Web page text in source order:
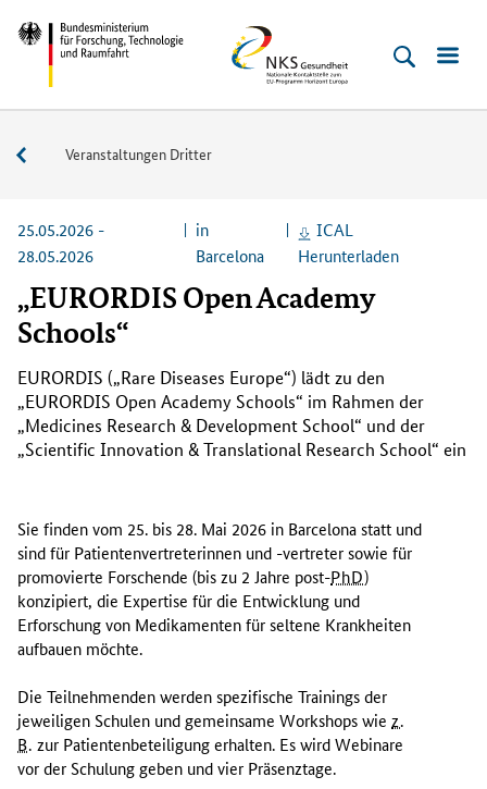
Direkt
zum
Inhalt
(Eingabetaste)
Direkt
zum
Hauptmenu
(Eingabetaste)
Direkt
zur
Suche
(Eingabetaste)
Direkt
zur
Fußleiste
(Enter)
Bundesministerium
und
NKS
Gesundheit
Veranstaltungen
Veranstaltungen Dritter
25.05.2026 -
28.05.2026
in
Barcelona
ICAL
Herunterladen
„EURORDIS Open Academy
Schools“
EURORDIS („Rare Diseases Europe“) lädt zu den
„EURORDIS Open Academy Schools“ im Rahmen der
„Medicines Research & Development School“ und der
„Scientific Innovation & Translational Research School“ ein
Sie finden vom 25. bis 28. Mai 2026 in Barcelona statt und
sind für Patientenvertreterinnen und -vertreter sowie für
promovierte Forschende (bis zu 2 Jahre post-PhD)
konzipiert, die Expertise für die Entwicklung und
Erforschung von Medikamenten für seltene Krankheiten
aufbauen möchte.
Die Teilnehmenden werden spezifische Trainingsder
jeweiligen Schulen und gemeinsame Workshopswie z.
B. zur Patientenbeteiligung erhalten. Es wirdWebinare
vor der Schulung geben und vier Präsenztage.